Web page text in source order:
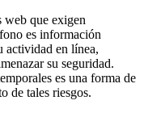
web que exigen
es información
actividad en línea,
su seguridad.
es una forma de
de tales riesgos.